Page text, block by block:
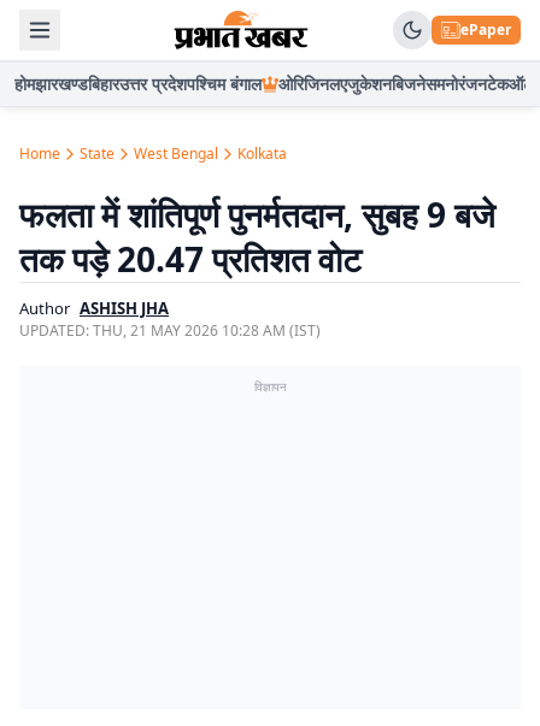
ePaper
होमझारखण्डबिहारउत्तर प्रदेशपश्चिम बंगाल ओरिजिनलएजुकेशनबिजनेसमनोरंजनटेकऑटो
Home State West Bengal Kolkata
फलता में शांतिपूर्ण पुनर्मतदान, सुबह 9 बजे
तक पड़े 20.47 प्रतिशत वोट
Author ASHISH JHA
UPDATED:THU, 21 MAY 2026 10:28 AM (IST)
विज्ञापन